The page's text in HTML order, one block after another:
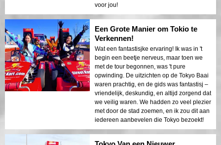
voor jou!
Een Grote Manier om Tokio te
Verkennen!
Wat een fantastisjke ervaring! Ik was in 't
begin een beetje nerveus, maar toen we
met de tour begonnen, was 't pure
opwinding. De uitzichten op de Tokyo Baai
waren prachtig, en de gids was fantastisj –
vriendelijk, deskundig, en altijd zorgend dat
we veilig waren. We hadden zo veel plezier
met door de stad zoemen, en ik zou dit aan
iedereen aanbevelen die Tokyo bezoekt!